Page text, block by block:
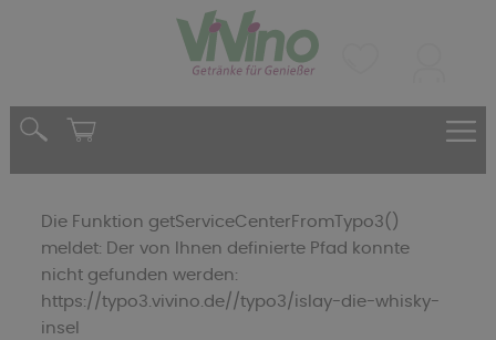
Die Funktion getServiceCenterFromTypo3()
meldet: Der von Ihnen definierte Pfad konnte
nicht gefunden werden:
https://typo3.vivino.de//typo3/islay-die-whisky-
insel